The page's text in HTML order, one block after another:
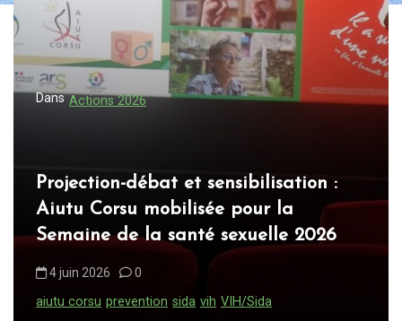
o
n
d
t
Dans Actions 2026
Projection-débat et sensibilisation :
Aiutu Corsu mobilisée pour la
Semaine de la santé sexuelle 2026
4 juin 2026 0
aiutu corsu prevention sida vih VIH/Sida